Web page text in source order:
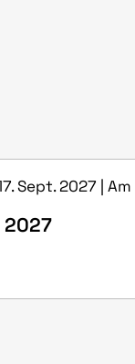
Sept. 2027 |
2027